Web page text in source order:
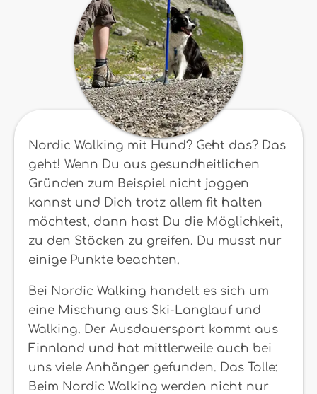
Nordic Walking mit Hund? Geht das? Das
geht! Wenn Du aus gesundheitlichen
Gründen zum Beispiel nicht joggen
kannst und Dich trotz allem fit halten
möchtest, dann hast Du die Möglichkeit,
zu den Stöcken zu greifen. Du musst nur
einige Punkte beachten.
Bei Nordic Walking handelt es sich um
eine Mischung aus Ski-Langlauf und
Walking. Der Ausdauersport kommt aus
Finnland und hat mittlerweile auch bei
uns viele Anhänger gefunden. Das Tolle:
Beim Nordic Walking werden nicht nur